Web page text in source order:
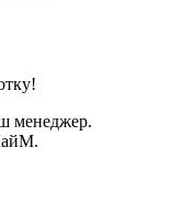
менеджер.